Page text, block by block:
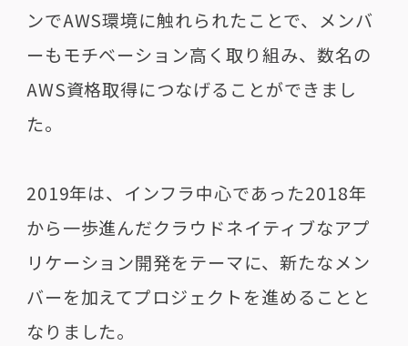
ンでAWS環境に触れられたことで、メンバ
ーもモチベーション高く取り組み、数名の
AWS資格取得につなげることができまし
た。
2019年は、インフラ中心であった2018年
から一歩進んだクラウドネイティブなアプ
リケーション開発をテーマに、新たなメン
バーを加えてプロジェクトを進めることと
なりました。